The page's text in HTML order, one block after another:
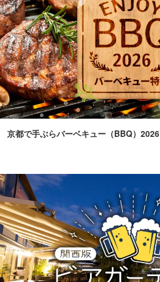
京都で手ぶらバーベキュー（BBQ）2026